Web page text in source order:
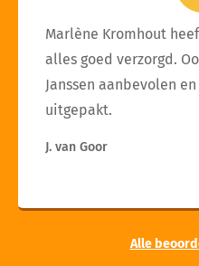
Marlène Kromhout
alles goed verzorgd.
Janssen aanbevolen
uitgepakt.
J. van Goor
Alle